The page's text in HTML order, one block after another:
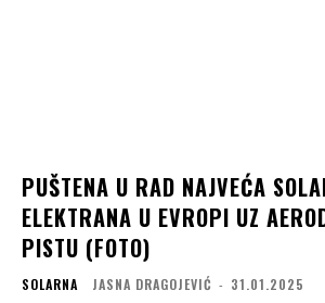
PUŠTENA U RAD NAJVEĆA
ELEKTRANA U EVROPI UZ
PISTU (FOTO)
SOLARNA JASNA DRAGOJEVIĆ - 31.01.2025